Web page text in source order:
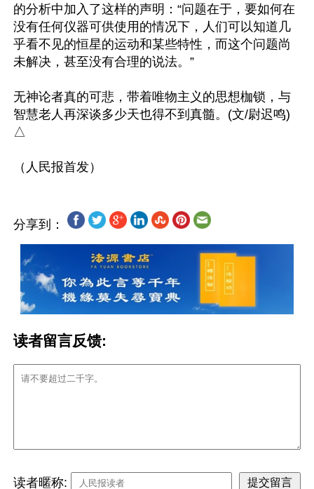
的分析中加入了这样的声明：“问题在于，要如何在
没有任何仪器可供使用的情况下，人们可以知道几
乎看不见的恒星的运动和某些特性，而这个问题尚
未解决，甚至没有合理的说法。”
无神论者真的可悲，带着唯物主义的思想枷锁，与
智慧老人再深谈多少天也得不到真髓。(文/尉迟鸣)
△
分享到：
读者留言反馈:
读者暱称: